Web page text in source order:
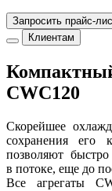
Запросить прайс-
Клиентам
CWC120
Скорейшее
сохранения его
позволяют
в потоке, еще до
Все агрегаты